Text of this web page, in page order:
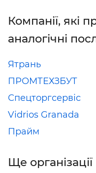
Компанії, які
аналогічні
Ятрань
ПРОМТЕХЗБУТ
Спецторгсервіс
Vidrios Granada
Прайм
Ще